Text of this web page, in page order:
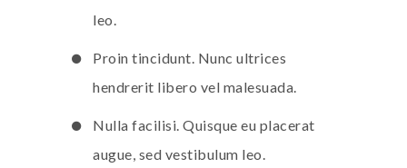
leo.
Proin tincidunt. Nunc ultrices
hendrerit libero vel malesuada.
Nulla facilisi. Quisque eu placerat
augue, sed vestibulum leo.